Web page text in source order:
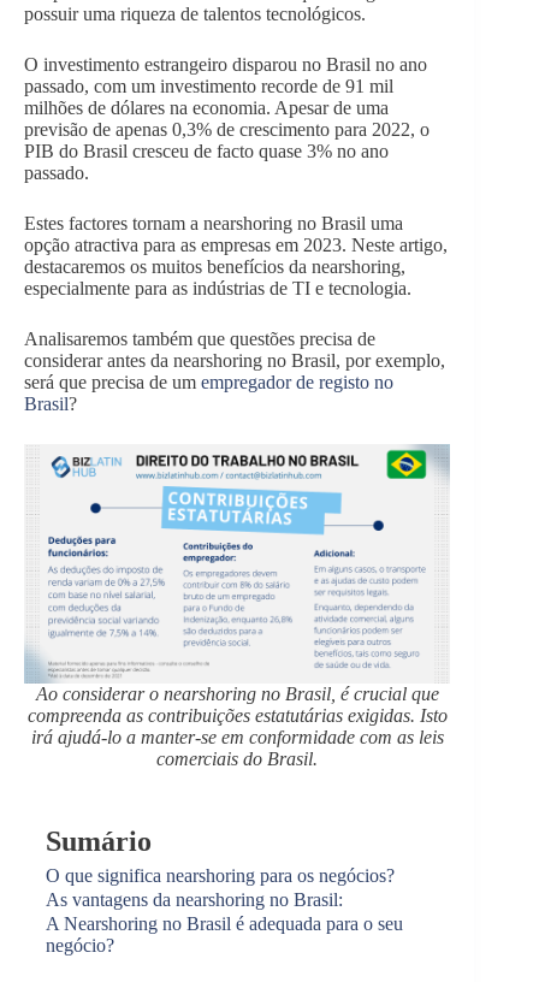
possuir uma riqueza de talentos tecnológicos.
O investimento estrangeiro disparou no Brasil no ano
passado, com um investimento recorde de 91 mil
milhões de dólares na economia. Apesar de uma
previsão de apenas 0,3% de crescimento para 2022, o
PIB do Brasil cresceu de facto quase 3% no ano
passado.
Estes factores tornam a nearshoring no Brasil uma
opção atractiva para as empresas em 2023. Neste artigo,
destacaremos os muitos benefícios da nearshoring,
especialmente para as indústrias de TI e tecnologia.
Analisaremos também que questões precisa de
considerar antes da nearshoring no Brasil, por exemplo,
será que precisa de um empregador de registo no
Brasil?
Ao considerar o nearshoring no Brasil, é crucial que
compreenda as contribuições estatutárias exigidas. Isto
irá ajudá-lo a manter-se em conformidade com as leis
comerciais do Brasil.
Sumário
O que significa nearshoring para os negócios?
As vantagens da nearshoring no Brasil:
A Nearshoring no Brasil é adequada para o seu
negócio?